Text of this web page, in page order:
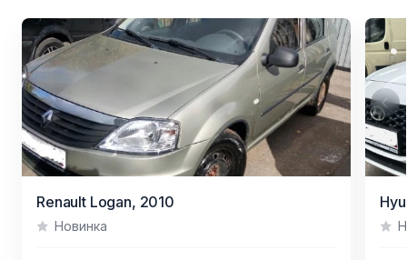
Renault Logan, 2010
Новинка